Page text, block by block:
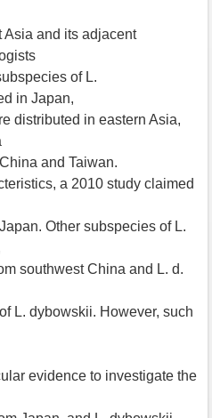
and its adjacent
of L.
in Japan,
distributed in eastern Asia,
and Taiwan.
a 2010 study claimed
Other subspecies of L.
southwest China and L. d.
L. dybowskii. However, such
evidence to investigate the